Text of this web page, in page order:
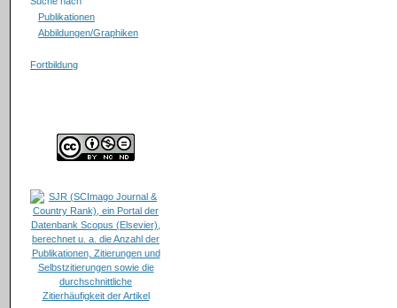
Publikationen
Abbildungen/Graphiken
Fortbildung